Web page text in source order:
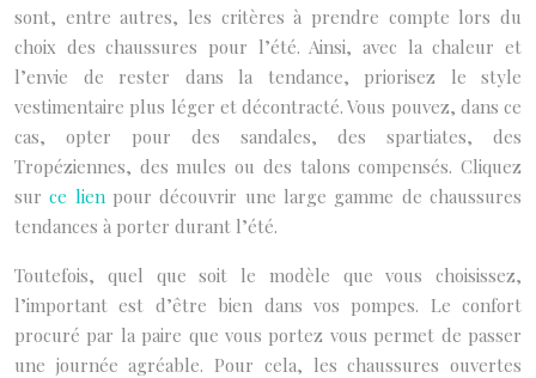
sont, entre autres, les critères à prendre compte lors du
choix des chaussures pour l’été. Ainsi, avec la chaleur et
l’envie de rester dans la tendance, priorisez le style
vestimentaire plus léger et décontracté. Vous pouvez, dans ce
cas, opter pour des sandales, des spartiates, des
Tropéziennes, des mules ou des talons compensés. Cliquez
surce lienpour découvrir une large gamme de chaussures
tendances à porter durant l’été.
Toutefois, quel que soit le modèle que vous choisissez,
l’important est d’être bien dans vos pompes. Le confort
procuré par la paire que vous portez vous permet de passer
une journée agréable. Pour cela, les chaussures ouvertes